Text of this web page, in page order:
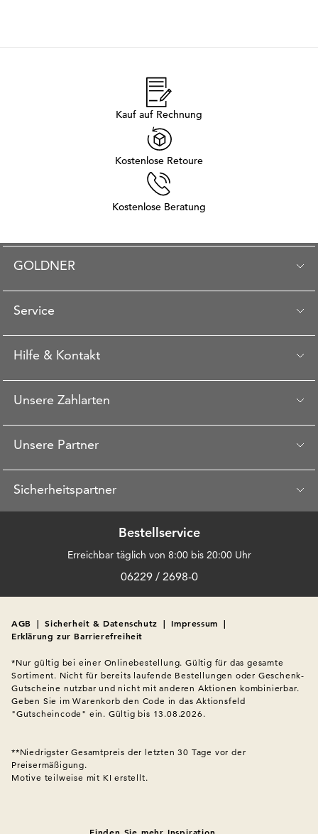
Kauf auf Rechnung
Kostenlose Retoure
Kostenlose Beratung
GOLDNER
Service
Hilfe & Kontakt
Unsere Zahlarten
Unsere Partner
Sicherheitspartner
Bestellservice
Erreichbar täglich von 8:00 bis 20:00 Uhr
06229 / 2698-0
AGB | Sicherheit & Datenschutz | Impressum |
Erklärung zur Barrierefreiheit
*Nur gültig bei einer Onlinebestellung. Gültig für das gesamte
Sortiment. Nicht für bereits laufende Bestellungen oder Geschenk-
Gutscheine nutzbar und nicht mit anderen Aktionen kombinierbar.
Geben Sie im Warenkorb den Code in das Aktionsfeld
"Gutscheincode" ein. Gültig bis 13.08.2026.
**Niedrigster Gesamtpreis der letzten 30 Tage vor der
Preisermäßigung.
Motive teilweise mit KI erstellt.